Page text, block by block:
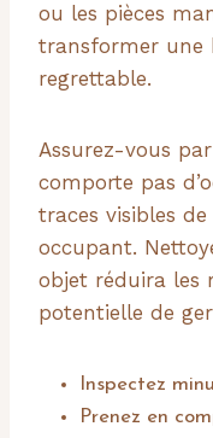
ou les pièces
transformer une
regrettable.
Assurez-vous
comporte pas
traces visibles
occupant.
objet réduira les
potentielle de
Inspectez
Prenez en